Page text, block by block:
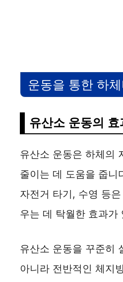
운동을 통한 하
유산소 운동의 효
유산소 운동은 하체의
줄이는 데 도움을 줍니
자전거 타기, 수영 등
우는 데 탁월한 효과가
유산소 운동을 꾸준히
아니라 전반적인 체지